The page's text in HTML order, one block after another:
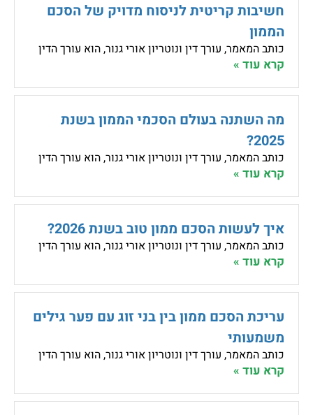
חשיבות קריטית לניסוח מדויק של הסכם
הממון
כותב המאמר, עורך דין ונוטריון אורי גנור, הוא עורך הדין
קרא עוד »
מה השתנה בעולם הסכמי הממון בשנת
2025?
כותב המאמר, עורך דין ונוטריון אורי גנור, הוא עורך הדין
קרא עוד »
איך לעשות הסכם ממון טוב בשנת 2026?
כותב המאמר, עורך דין ונוטריון אורי גנור, הוא עורך הדין
קרא עוד »
עריכת הסכם ממון בין בני זוג עם פער גילים
משמעותי
כותב המאמר, עורך דין ונוטריון אורי גנור, הוא עורך הדין
קרא עוד »